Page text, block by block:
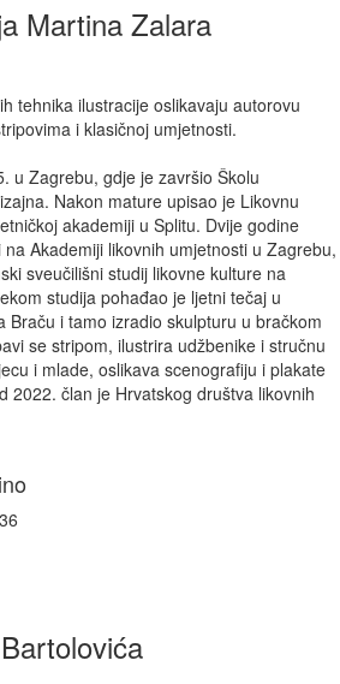
Martina Zalara
tehnika ilustracije oslikavaju autorovu
i klasičnoj umjetnosti.
u Zagrebu, gdje je završio Školu
Nakon mature upisao je Likovnu
akademiji u Splitu. Dvije godine
Akademiji likovnih umjetnosti u Zagrebu,
sveučilišni studij likovne kulture na
studija pohađao je ljetni tečaj u
Braču i tamo izradio skulpturu u bračkom
se stripom, ilustrira udžbenike i stručnu
i mlade, oslikava scenografiju i plakate
2022. član je Hrvatskog društva likovnih